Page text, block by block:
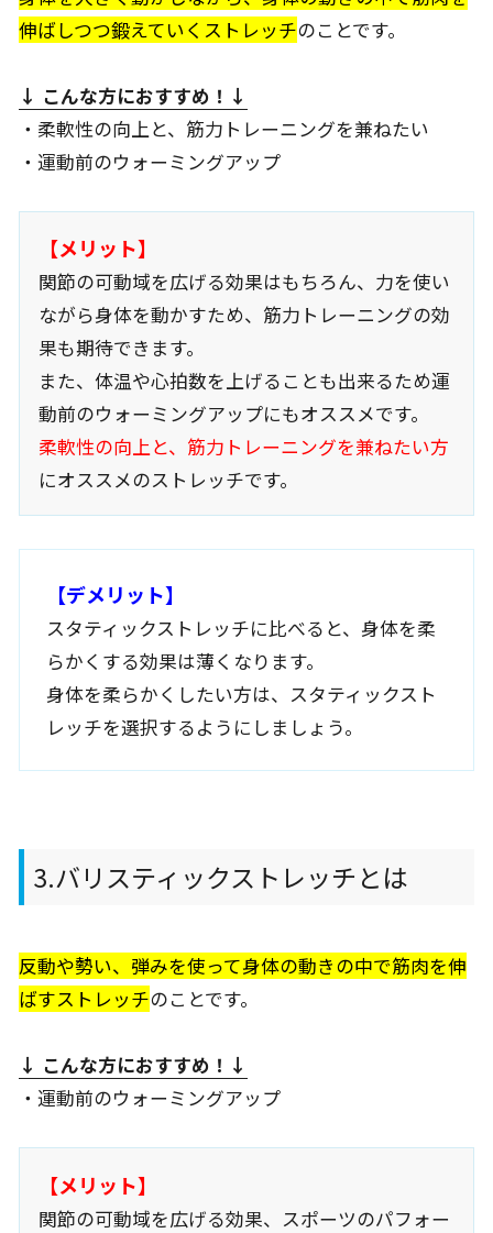
伸ばしつつ鍛えていくストレッチのことです。
↓ こんな方におすすめ ！↓
・柔軟性の向上と、筋力トレーニングを兼ねたい
・運動前のウォーミングアップ
【メリット】
関節の可動域を広げる効果はもちろん、力を使い
ながら身体を動かすため、筋力トレーニングの効
果も期待できます。
また、体温や心拍数を上げることも出来るため運
動前のウォーミングアップにもオススメです。
柔軟性の向上と、筋力トレーニングを兼ねたい方
にオススメのストレッチです。
【デメリット】
スタティックストレッチに比べると、身体を柔
らかくする効果は薄くなります。
身体を柔らかくしたい方は、スタティックスト
レッチを選択するようにしましょう。
3.バリスティックストレッチとは
反動や勢い、弾みを使って身体の動きの中で筋肉を伸
ばすストレッチのことです。
↓ こんな方におすすめ ！↓
・運動前のウォーミングアップ
【メリット】
関節の可動域を広げる効果、スポーツのパフォー